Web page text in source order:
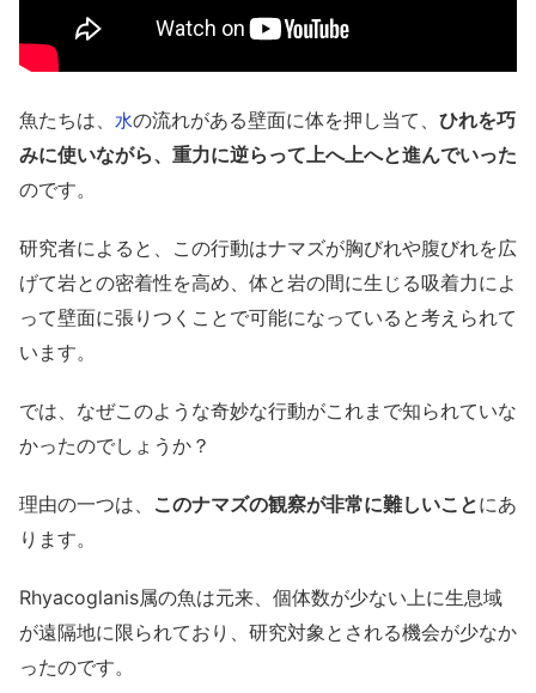
魚たちは、 水の流れがある壁面に体を押し当て、 ひれを巧
みに使いながら、重力に逆らって上へ上へと進んでいった
のです。
研究者によると、この行動はナマズが胸びれや腹びれを広
げて岩との密着性を高め、体と岩の間に生じる吸着力によ
って壁面に張りつくことで可能になっていると考えられて
います。
では、なぜこのような奇妙な行動がこれまで知られていな
かったのでしょうか？
理由の一つは、 このナマズの観察が非常に難しいことにあ
ります。
Rhyacoglanis属の魚は元来、個体数が少ない上に生息域
が遠隔地に限られており、研究対象とされる機会が少なか
ったのです。